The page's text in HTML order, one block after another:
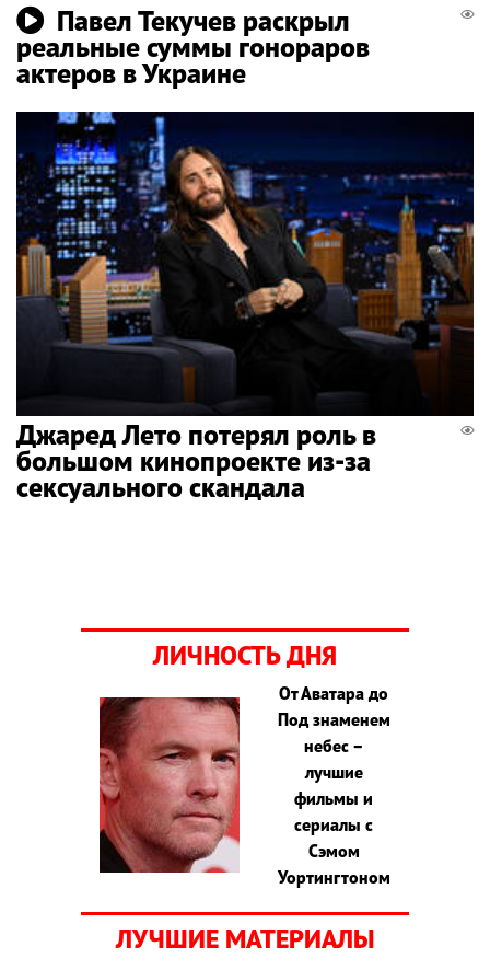
Павел Текучев раскрыл
реальные суммы гонораров
актеров в Украине
Джаред Лето потерял роль в
большом кинопроекте из-за
сексуального скандала
ЛИЧНОСТЬ ДНЯ
От Аватара до
Под знаменем
небес –
лучшие
фильмы и
сериалы с
Сэмом
Уортингтоном
ЛУЧШИЕ МАТЕРИАЛЫ